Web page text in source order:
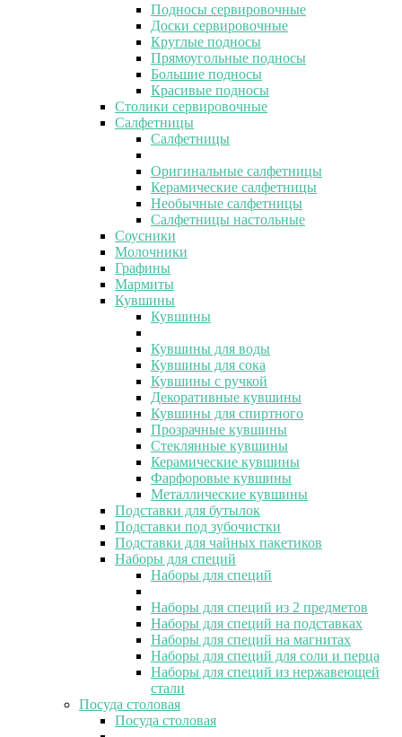
Подносы сервировочные
Доски сервировочные
Круглые подносы
Прямоугольные подносы
Большие подносы
Красивые подносы
Столики сервировочные
Салфетницы
Салфетницы
Оригинальные салфетницы
Керамические салфетницы
Необычные салфетницы
Салфетницы настольные
Соусники
Молочники
Графины
Мармиты
Кувшины
Кувшины
Кувшины для воды
Кувшины для сока
Кувшины с ручкой
Декоративные кувшины
Кувшины для спиртного
Прозрачные кувшины
Стеклянные кувшины
Керамические кувшины
Фарфоровые кувшины
Металлические кувшины
Подставки для бутылок
Подставки под зубочистки
Подставки для чайных пакетиков
Наборы для специй
Наборы для специй
Наборы для специй из 2 предметов
Наборы для специй на подставках
Наборы для специй на магнитах
Наборы для специй для соли и перца
Наборы для специй из нержавеющей
стали
Посуда столовая
Посуда столовая